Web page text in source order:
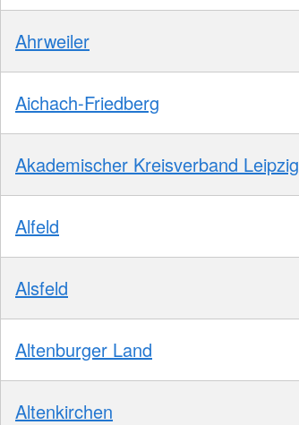
Ahrweiler
Aichach-Friedberg
Akademischer Kreisverband Leipzig
Alfeld
Alsfeld
Altenburger Land
Altenkirchen